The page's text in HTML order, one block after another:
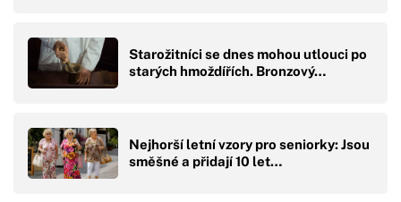
Starožitníci se dnes mohou utlouci po
starých hmoždířích. Bronzový…
Nejhorší letní vzory pro seniorky: Jsou
směšné a přidají 10 let…